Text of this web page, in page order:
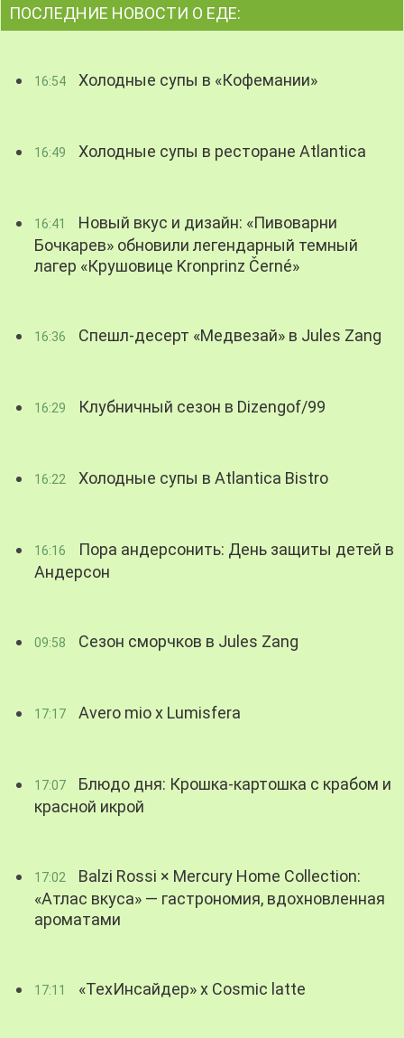
ПОСЛЕДНИЕ НОВОСТИ О ЕДЕ:
16:54 Холодные супы в «Кофемании»
16:49 Холодные супы в ресторане Atlantica
16:41
Новый вкус и дизайн: «Пивоварни
Бочкарев» обновили легендарный темный
лагер «Крушовице Kronprinz Černé»
16:36 Спешл-десерт «Медвезай» в Jules Zang
16:29 Клубничный сезон в Dizengof/99
16:22 Холодные супы в Atlantica Bistro
16:16
Пора андерсонить: День защиты детей в
Андерсон
09:58 Сезон сморчков в Jules Zang
17:17 Avero mio x Lumisfera
17:07
Блюдо дня: Крошка-картошка с крабом и
красной икрой
17:02
Balzi Rossi × Mercury Home Collection:
«Атлас вкуса» — гастрономия, вдохновленная
ароматами
17:11 «ТехИнсайдер» х Cosmic latte